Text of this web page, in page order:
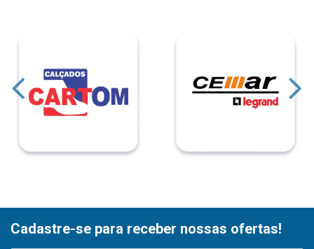
Cadastre-se para receber nossas ofertas!